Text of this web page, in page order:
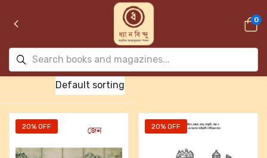
0
Default sorting
20% OFF 20% OFF